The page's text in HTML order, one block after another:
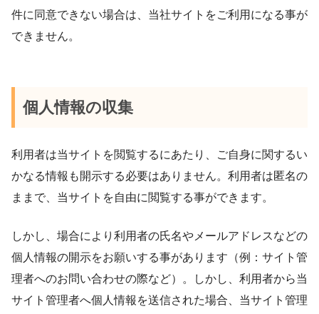
件に同意できない場合は、当社サイトをご利用になる事が
できません。
個人情報の収集
利用者は当サイトを閲覧するにあたり、ご自身に関するい
かなる情報も開示する必要はありません。利用者は匿名の
ままで、当サイトを自由に閲覧する事ができます。
しかし、場合により利用者の氏名やメールアドレスなどの
個人情報の開示をお願いする事があります（例：サイト管
理者へのお問い合わせの際など）。しかし、利用者から当
サイト管理者へ個人情報を送信された場合、当サイト管理